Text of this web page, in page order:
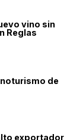
vino sin
Reglas
de
exportador